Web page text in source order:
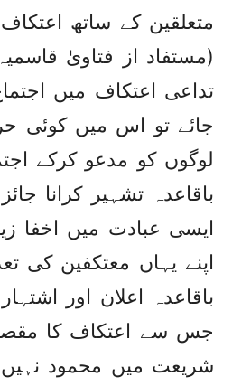
متعلقین کے ساتھ اعتکاف
(مستفاد از فتاویٰ
تداعی اعتکاف میں
جائے تو اس میں کوئی
لوگوں کو مدعو کرکے
باقاعدہ تشہیر کرانا
ایسی عبادت میں اخفا
اپنے یہاں معتکفین کی
باقاعدہ اعلان اور
جس سے اعتکاف کا
شریعت میں محمود